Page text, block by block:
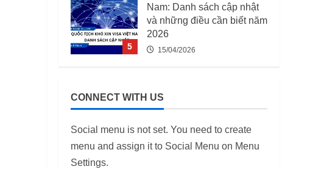
5
Nam: Danh sách cập nhật
và những điều cần biết năm
2026
15/04/2026
1
Giấy Phép Lao Động Từ
07/08/2025
Danh Sách 12.649 Doanh
CONNECT WITH US
Social menu is not set. You need to create
menu and assign it to Social Menu on Menu
Settings.